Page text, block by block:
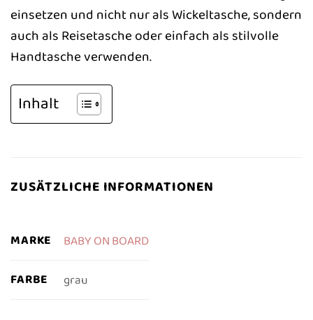
einsetzen und nicht nur als Wickeltasche, sondern
auch als Reisetasche oder einfach als stilvolle
Handtasche verwenden.
Inhalt
ZUSÄTZLICHE INFORMATIONEN
MARKE BABY ON BOARD
FARBE grau